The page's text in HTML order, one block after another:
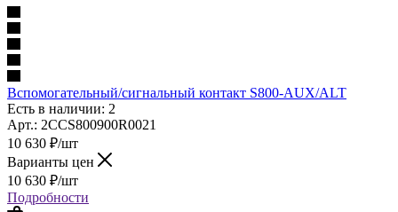
Вспомогательный/сигнальный контакт S800-AUX/ALT
Есть в наличии: 2
Арт.: 2CCS800900R0021
10 630 ₽/шт
Варианты цен
10 630 ₽/шт
Подробности